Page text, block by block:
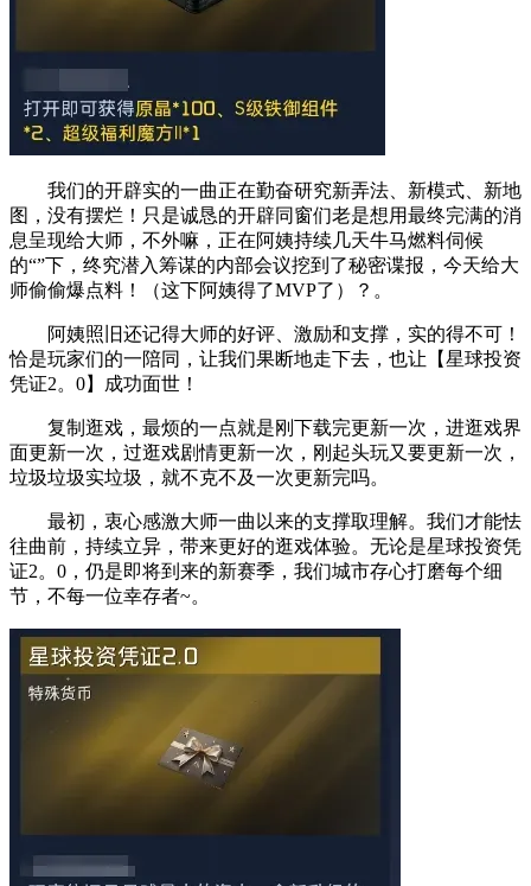
我们的开辟实的一曲正在勤奋研究新弄法、新模式、新地
图，没有摆烂！只是诚恳的开辟同窗们老是想用最终完满的消
息呈现给大师，不外嘛，正在阿姨持续几天牛马燃料伺候
的“”下，终究潜入筹谋的内部会议挖到了秘密谍报，今天给大
师偷偷爆点料！（这下阿姨得了MVP了）？。
阿姨照旧还记得大师的好评、激励和支撑，实的得不可！
恰是玩家们的一陪同，让我们果断地走下去，也让【星球投资
凭证2。0】成功面世！
复制逛戏，最烦的一点就是刚下载完更新一次，进逛戏界
面更新一次，过逛戏剧情更新一次，刚起头玩又要更新一次，
垃圾垃圾实垃圾，就不克不及一次更新完吗。
最初，衷心感激大师一曲以来的支撑取理解。我们才能怯
往曲前，持续立异，带来更好的逛戏体验。无论是星球投资凭
证2。0，仍是即将到来的新赛季，我们城市存心打磨每个细
节，不每一位幸存者~。